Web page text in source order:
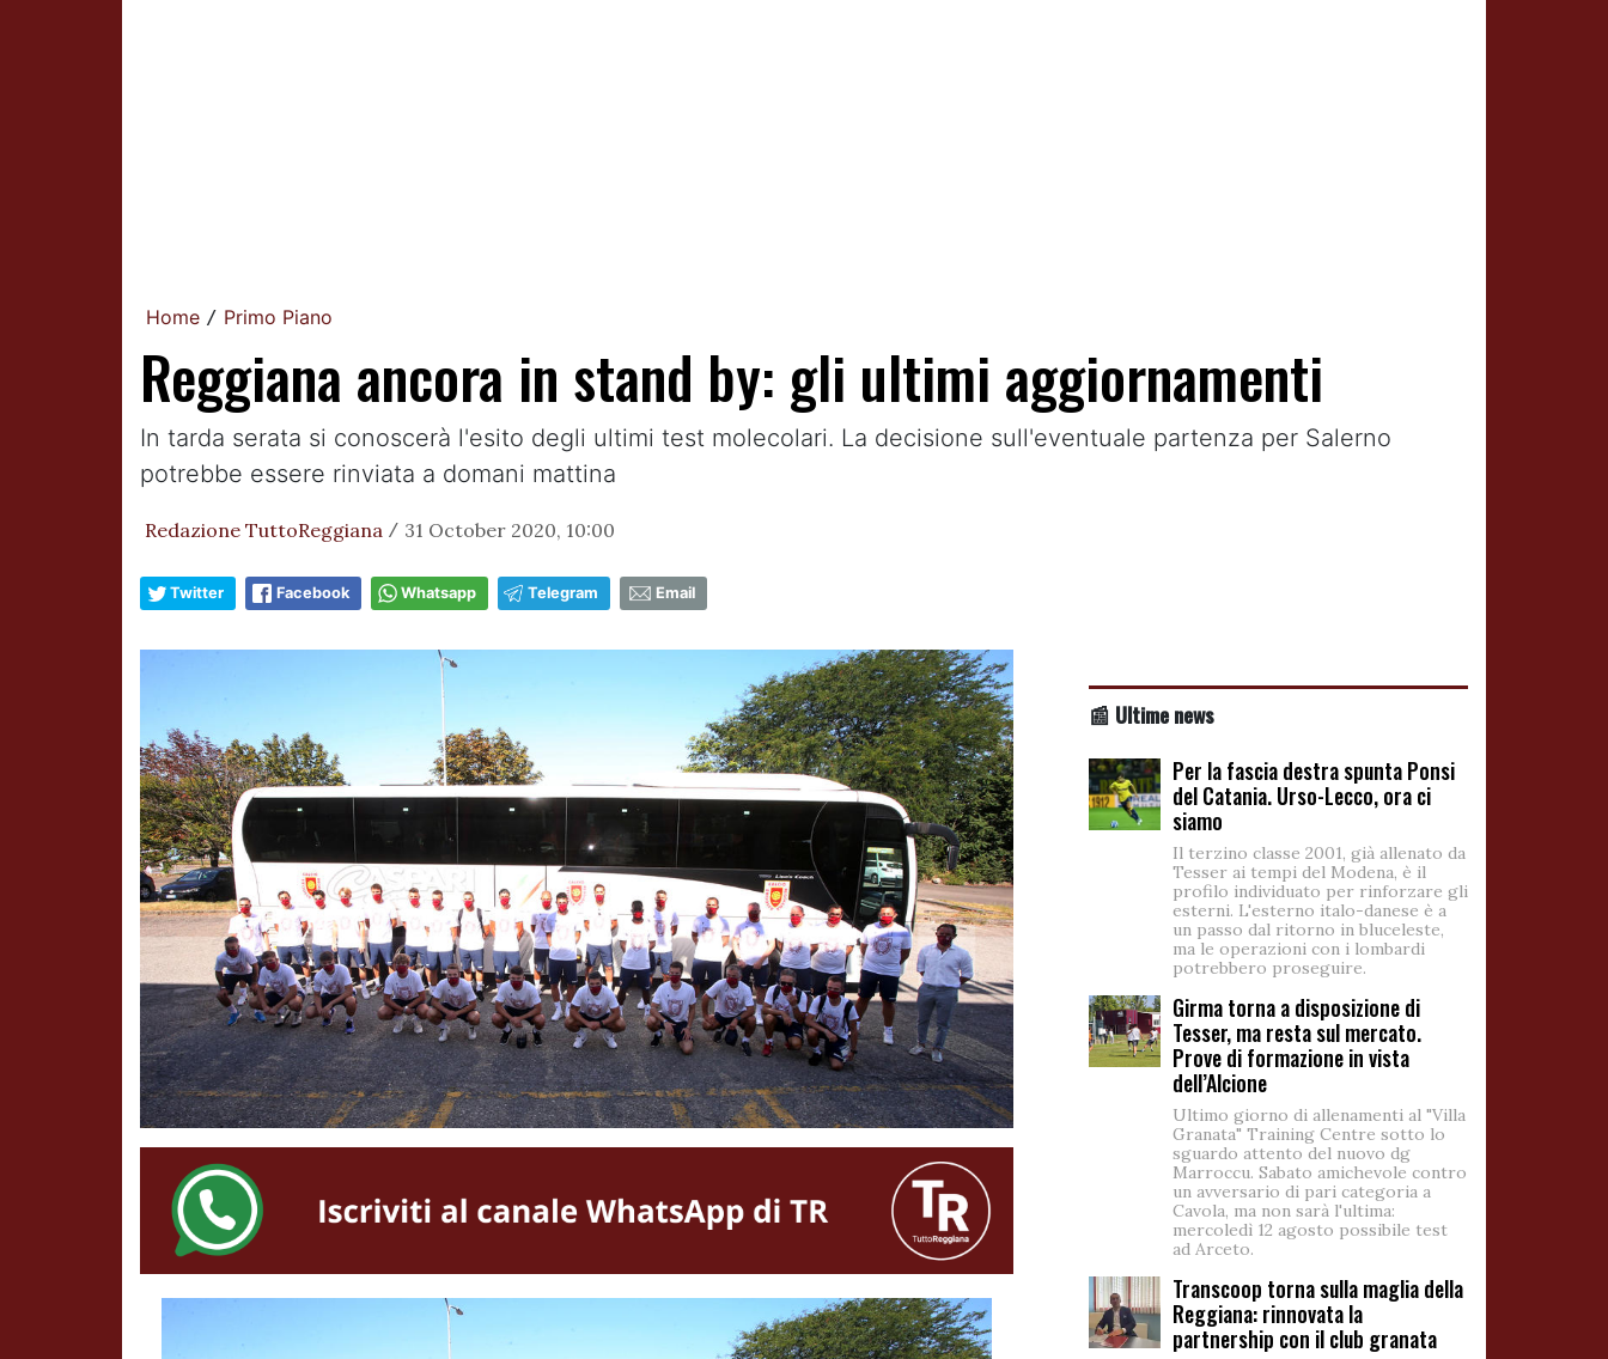
Home / Primo Piano
Reggiana ancora in stand by: gli ultimi aggiornamenti
In tarda serata si conoscerà l'esito degli ultimi test molecolari. La decisione sull'eventuale partenza per Salerno
potrebbe essere rinviata a domani mattina
Redazione TuttoReggiana / 31 October 2020, 10:00
Twitter Facebook Whatsapp Telegram Email
📰 Ultime news
Per la fascia destra spunta Ponsi
del Catania. Urso-Lecco, ora ci
siamo
Il terzino classe 2001, già allenato da
Tesser ai tempi del Modena, è il
profilo individuato per rinforzare gli
esterni. L'esterno italo-danese è a
un passo dal ritorno in bluceleste,
ma le operazioni con i lombardi
potrebbero proseguire.
Girma torna a disposizione di
Tesser, ma resta sul mercato.
Prove di formazione in vista
dell’Alcione
Ultimo giorno di allenamenti al "Villa
Granata" Training Centre sotto lo
sguardo attento del nuovo dg
Marroccu. Sabato amichevole contro
un avversario di pari categoria a
Cavola, ma non sarà l'ultima:
mercoledì 12 agosto possibile test
ad Arceto.
Transcoop torna sulla maglia della
Reggiana: rinnovata la
partnership con il club granata